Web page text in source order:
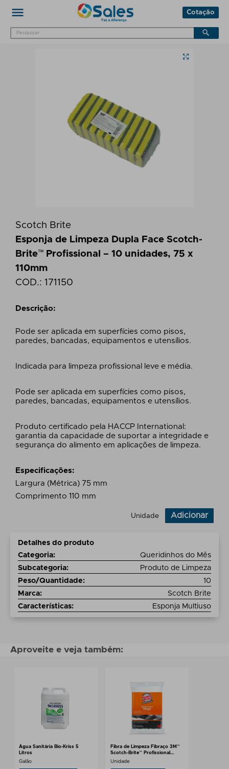
Cotação
Scotch Brite
Esponja de Limpeza Dupla Face Scotch-
Brite™ Profissional – 10 unidades, 75 x
110mm
COD.:171150
Descrição:
Pode ser aplicada em superfícies como pisos,
paredes, bancadas, equipamentos e utensílios.
Indicada para limpeza profissional leve e média.
Pode ser aplicada em superfícies como pisos,
paredes, bancadas, equipamentos e utensílios.
Produto certificado pela HACCP International:
garantia da capacidade de suportar a integridade e
segurança do alimento em aplicações de limpeza.
Especificações:
Largura (Métrica) 75 mm
Comprimento 110 mm
Unidade Adicionar
Detalhes do produto
Categoria:
Queridinhos do Mês
Subcategoria:
Produto de Limpeza
Peso/Quantidade:
10
Marca:
Scotch Brite
Características: Esponja Multiuso
Aproveite e veja também:
Água Sanitária Bio-Kriss 5
Litros
Galão
Fibra de Limpeza Fibraço 3M™
Scotch-Brite™ Profissional
87x15mm - 5 Unidades
Unidade